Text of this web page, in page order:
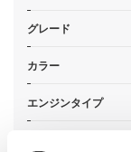
グレード
カラー
エンジンタイプ